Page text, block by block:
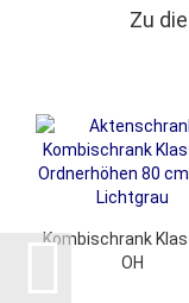
Zu
Kombischrank
OH